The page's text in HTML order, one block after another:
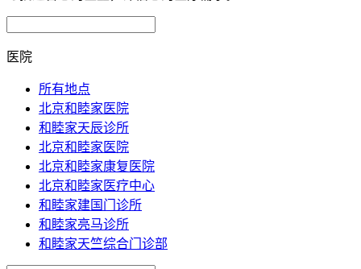
医院
所有地点
北京和睦家医院
和睦家天辰诊所
北京和睦家医院
北京和睦家康复医院
北京和睦家医疗中心
和睦家建国门诊所
和睦家亮马诊所
和睦家天竺综合门诊部